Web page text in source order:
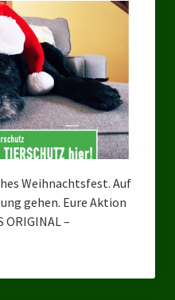
Weihnachtsfest. Auf
gehen. Eure Aktion
–